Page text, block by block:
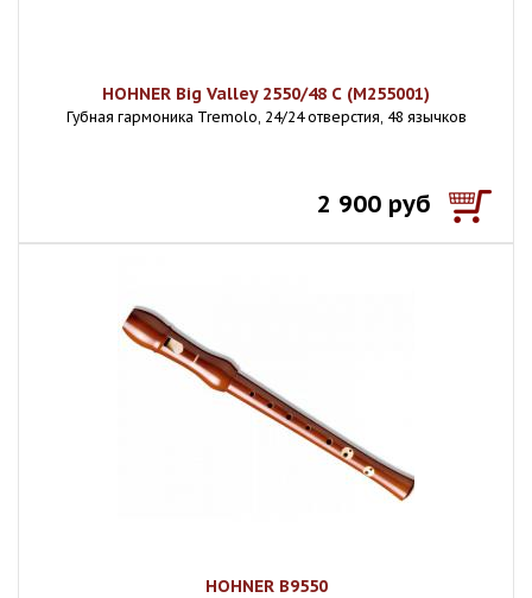
HOHNER Big Valley 2550/48 С (M255001)
Губная гармоника Tremolo, 24/24 отверстия, 48 язычков
2 900 руб
HOHNER B9550